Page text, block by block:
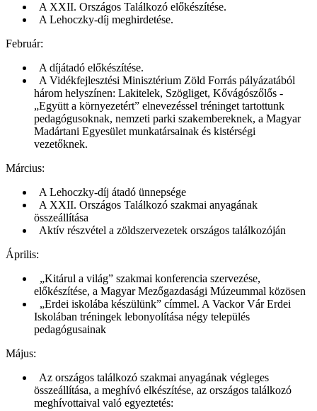
A XXII. Országos Találkozó előkészítése.
A Lehoczky-díj meghirdetése.
Február:
A díjátadó előkészítése.
A Vidékfejlesztési Minisztérium Zöld Forrás pályázatából
három helyszínen: Lakitelek, Szögliget, Kővágószőlős -
„Együtt a környezetért” elnevezéssel tréninget tartottunk
pedagógusoknak, nemzeti parki szakembereknek, a Magyar
Madártani Egyesület munkatársainak és kistérségi
vezetőknek.
Március:
A Lehoczky-díj átadó ünnepsége
A XXII. Országos Találkozó szakmai anyagának
összeállítása
Aktív részvétel a zöldszervezetek országos találkozóján
Április:
„Kitárul a világ” szakmai konferencia szervezése,
előkészítése, a Magyar Mezőgazdasági Múzeummal közösen
„Erdei iskolába készülünk” címmel. A Vackor Vár Erdei
Iskolában tréningek lebonyolítása négy település
pedagógusainak
Május:
Az országos találkozó szakmai anyagának végleges
összeállítása, a meghívó elkészítése, az országos találkozó
meghívottaival való egyeztetés: